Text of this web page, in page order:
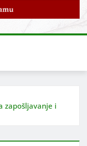
zapošljavanje i